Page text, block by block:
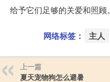
给予它们足够的关爱和照顾。
网络标签： 主人
上一篇
夏天宠物狗怎么避暑